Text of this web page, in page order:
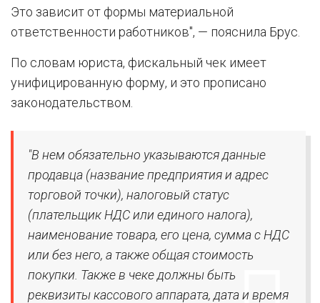
Это зависит от формы материальной
ответственности работников", — пояснила Брус.
По словам юриста, фискальный чек имеет
унифицированную форму, и это прописано
законодательством.
"В нем обязательно указываются данные
продавца (название предприятия и адрес
торговой точки), налоговый статус
(плательщик НДС или единого налога),
наименование товара, его цена, сумма с НДС
или без него, а также общая стоимость
покупки. Также в чеке должны быть
реквизиты кассового аппарата, дата и время